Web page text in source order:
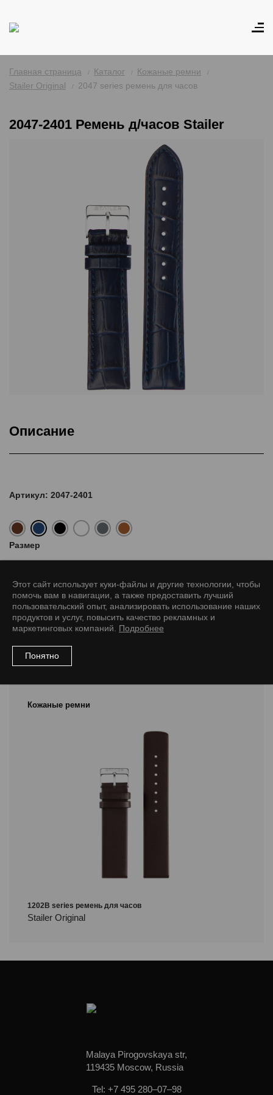
Главная страница Каталог
Кожаные ремни
Stailer Original
2047 series ремень для часов
2047-2401 Ремень д/часов Stailer
Описание
Артикул: 2047-2401
Размер
20/18 L
22/20 M 22/20 L 24/20 L 24/20 M
Кожаные ремни
1202B series ремень для часов
Stailer Original
Этот сайт использует куки-файлы и другие технологии, чтобы
помочь вам в навигации, а также предоставить лучший
пользовательский опыт, анализировать использование наших
продуктов и услуг, повысить качество рекламных и
маркетинговых компаний. Подробнее
Понятно
Malaya Pirogovskaya str,
119435 Moscow, Russia
Tel: +7 495 280–07–98